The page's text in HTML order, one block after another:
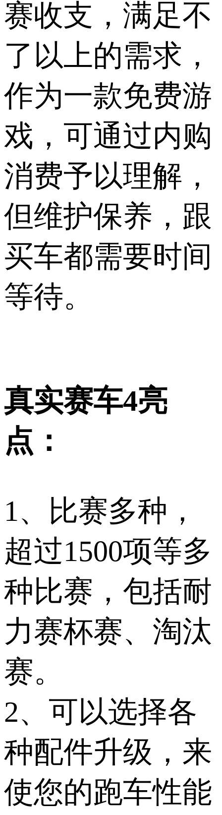
赛收支，满足不
了以上的需求，
作为一款免费游
戏，可通过内购
消费予以理解，
但维护保养，跟
买车都需要时间
等待。
真实赛车4亮
点：
1、比赛多种，
超过1500项等多
种比赛，包括耐
力赛杯赛、淘汰
赛。
2、可以选择各
种配件升级，来
使您的跑车性能